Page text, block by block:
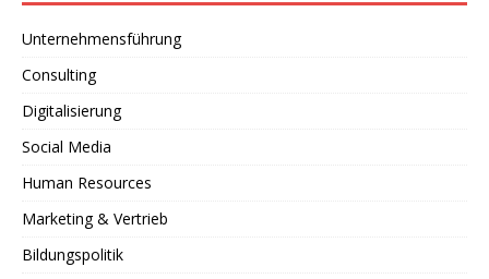
Unternehmensführung
Consulting
Digitalisierung
Social Media
Human Resources
Marketing & Vertrieb
Bildungspolitik